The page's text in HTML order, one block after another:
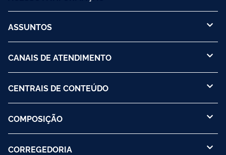
ASSUNTOS
CANAIS DE ATENDIMENTO
CENTRAIS DE CONTEÚDO
COMPOSIÇÃO
CORREGEDORIA